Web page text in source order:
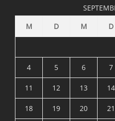
i
n
N
M
D M D
4 5 6 7
11 12 13 14
18 19 20 21